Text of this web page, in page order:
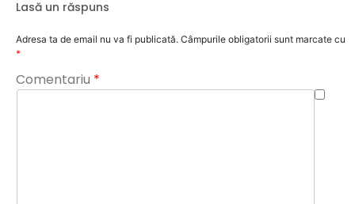
Lasă un răspuns
Adresa ta de email nu va fi publicată. Câmpurile obligatorii sunt marcate cu
*
Comentariu *